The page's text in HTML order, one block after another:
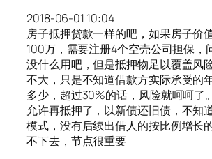
2018-06-01 10:04
房子抵押贷款一样的吧，如果房子价
100万，需要注册4个空壳公司担保，
没什么用吧，但是抵押物足以覆盖风
不大，只是不知道借款方实际承受的
多少，超过30%的话，风险就呵呵了
允许再抵押了，以新债还旧债，不知
模式，没有后续出借人的按比例增长
不下去，节点很重要